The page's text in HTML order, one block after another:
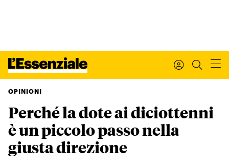
Xxx
Leggi Internazionale
I tuoi dati personali
L’ESSENZIALE
Ultimi articoli
OPINIONI
Perché la dote ai diciottenni
è un piccolo passo nella
giusta direzione